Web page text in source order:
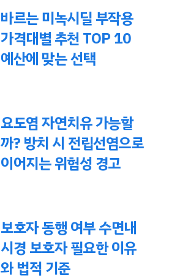
바르는 미녹시딜 부작용
가격대별 추천 TOP 10
예산에 맞는 선택
요도염 자연치유 가능할
까? 방치 시 전립선염으로
이어지는 위험성 경고
보호자 동행 여부 수면내
시경 보호자 필요한 이유
와 법적 기준